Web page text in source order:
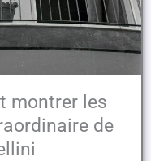
montrer les
de